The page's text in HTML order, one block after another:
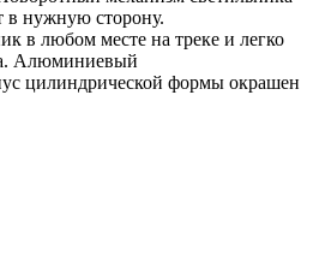
в нужную сторону.
в любом месте на треке и легко
Алюминиевый
цилиндрической формы окрашен